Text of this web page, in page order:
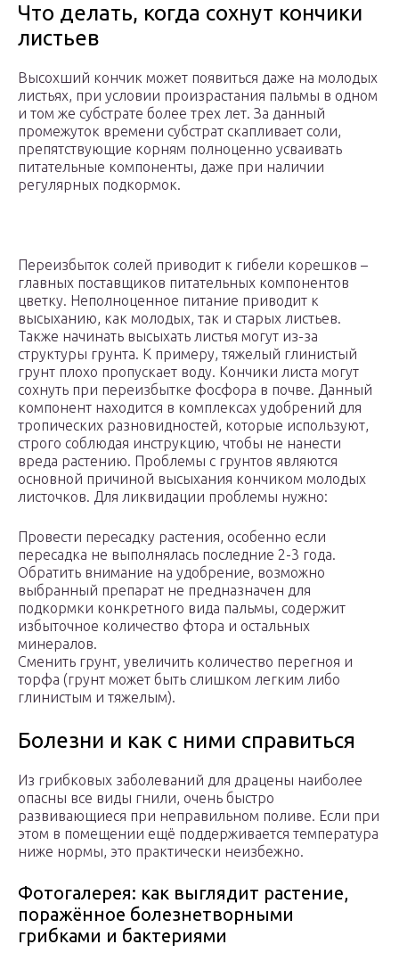
Что делать, когда сохнут кончики
листьев
Высохший кончик может появиться даже на молодых
листьях, при условии произрастания пальмы в одном
и том же субстрате более трех лет. За данный
промежуток времени субстрат скапливает соли,
препятствующие корням полноценно усваивать
питательные компоненты, даже при наличии
регулярных подкормок.
Переизбыток солей приводит к гибели корешков –
главных поставщиков питательных компонентов
цветку. Неполноценное питание приводит к
высыханию, как молодых, так и старых листьев.
Также начинать высыхать листья могут из-за
структуры грунта. К примеру, тяжелый глинистый
грунт плохо пропускает воду. Кончики листа могут
сохнуть при переизбытке фосфора в почве. Данный
компонент находится в комплексах удобрений для
тропических разновидностей, которые используют,
строго соблюдая инструкцию, чтобы не нанести
вреда растению. Проблемы с грунтов являются
основной причиной высыхания кончиком молодых
листочков. Для ликвидации проблемы нужно:
Провести пересадку растения, особенно если
пересадка не выполнялась последние 2-3 года.
Обратить внимание на удобрение, возможно
выбранный препарат не предназначен для
подкормки конкретного вида пальмы, содержит
избыточное количество фтора и остальных
минералов.
Сменить грунт, увеличить количество перегноя и
торфа (грунт может быть слишком легким либо
глинистым и тяжелым).
Болезни и как с ними справиться
Из грибковых заболеваний для драцены наиболее
опасны все виды гнили, очень быстро
развивающиеся при неправильном поливе. Если при
этом в помещении ещё поддерживается температура
ниже нормы, это практически неизбежно.
Фотогалерея: как выглядит растение,
поражённое болезнетворными
грибками и бактериями